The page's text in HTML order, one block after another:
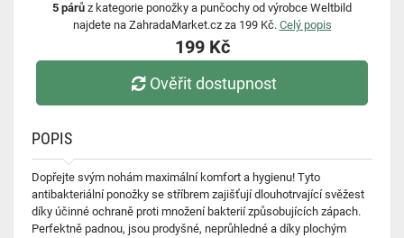
5 párů z kategorie ponožky a punčochy od výrobce Weltbild
najdete na ZahradaMarket.cz za 199 Kč. Celý popis
199 Kč
Ověřit dostupnost
POPIS
Dopřejte svým nohám maximální komfort a hygienu! Tyto
antibakteriální ponožky se stříbrem zajišťují dlouhotrvající svěžest
díky účinné ochraně proti množení bakterií způsobujících zápach.
Perfektně padnou, jsou prodyšné, neprůhledné a díky plochým